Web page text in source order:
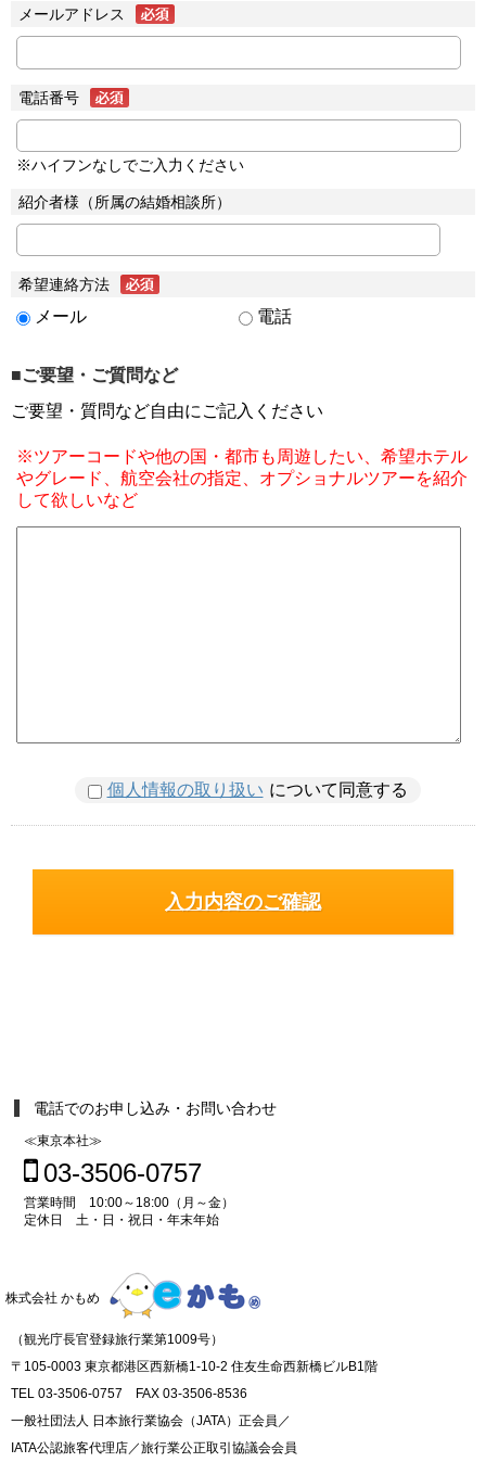
メールアドレス
電話番号
※ハイフンなしでご入力ください
紹介者様（所属の結婚相談所）
希望連絡方法
メール 電話
■ご要望・ご質問など
ご要望・質問など自由にご記入ください
※ツアーコードや他の国・都市も周遊したい、希望ホテル
やグレード、航空会社の指定、オプショナルツアーを紹介
して欲しいなど
個人情報の取り扱い について同意する
電話でのお申し込み・お問い合わせ
≪東京本社≫
03-3506-0757
営業時間 10:00～18:00（月～金）
定休日 土・日・祝日・年末年始
株式会社 かもめ
（観光庁長官登録旅行業第1009号）
〒105-0003 東京都港区西新橋1-10-2 住友生命西新橋ビルB1階
TEL 03-3506-0757 FAX 03-3506-8536
一般社団法人 日本旅行業協会（JATA）正会員／
IATA公認旅客代理店／旅行業公正取引協議会会員